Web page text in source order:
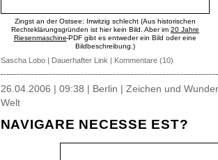
Zingst an der Ostsee: Irrwitzig schlecht (Aus historischen
Rechteklärungsgründen ist hier kein Bild. Aber im 20 Jahre
Riesenmaschine-PDF gibt es entweder ein Bild oder eine
Bildbeschreibung.)
Sascha Lobo| Dauerhafter Link | Kommentare (10)
26.04.2006 | 09:38 | Berlin | Zeichen und
Welt
NAVIGARE NECESSE EST?